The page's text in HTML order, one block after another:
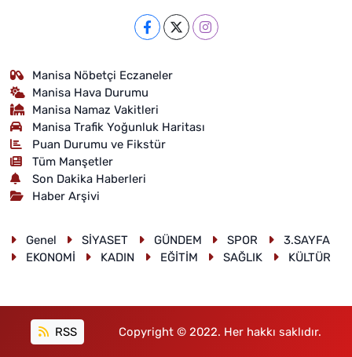
Manisa Nöbetçi Eczaneler
Manisa Hava Durumu
Manisa Namaz Vakitleri
Manisa Trafik Yoğunluk Haritası
Puan Durumu ve Fikstür
Tüm Manşetler
Son Dakika Haberleri
Haber Arşivi
Genel SİYASET GÜNDEM SPOR
3.SAYFA
EKONOMİ
KADIN EĞİTİM SAĞLIK KÜLTÜR
RSS Copyright © 2022. Her hakkı saklıdır.